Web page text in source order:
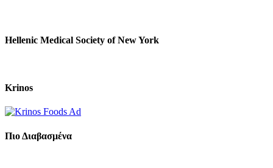
Hellenic Medical Society of New York
Krinos
Πιο Διαβασμένα